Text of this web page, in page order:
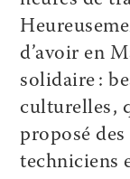
d’avoir en
solidaire :
culturelles,
proposé
techniciens